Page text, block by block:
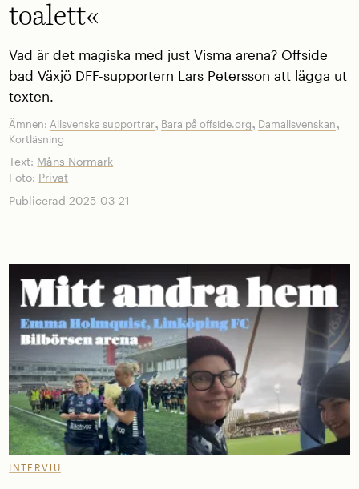
toalett«
Vad är det magiska med just Visma arena? Offside
bad Växjö DFF-supportern Lars Petersson att lägga ut
texten.
Ämnen: Allsvenska supportrar, Bara på offside.org, Damallsvenskan,
Kortläsning
Text: Måns Normark
Foto: Privat
Publicerad 2025-03-21
INTERVJU